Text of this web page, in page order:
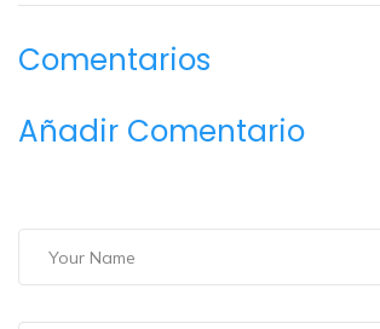
Comentarios
Añadir Comentario